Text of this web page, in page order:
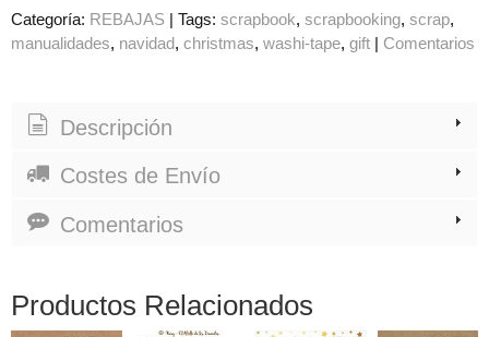
Categoría: REBAJAS Tags: scrapbook scrapbooking scrap
manualidades navidad christmas washi-tape gift Comentarios
Descripción
Costes de Envío
Comentarios
Productos Relacionados